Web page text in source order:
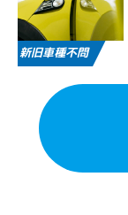
新旧車種不問